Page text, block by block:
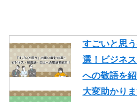
すごいと思
選！ビジネ
への敬語を紹
大変助かり